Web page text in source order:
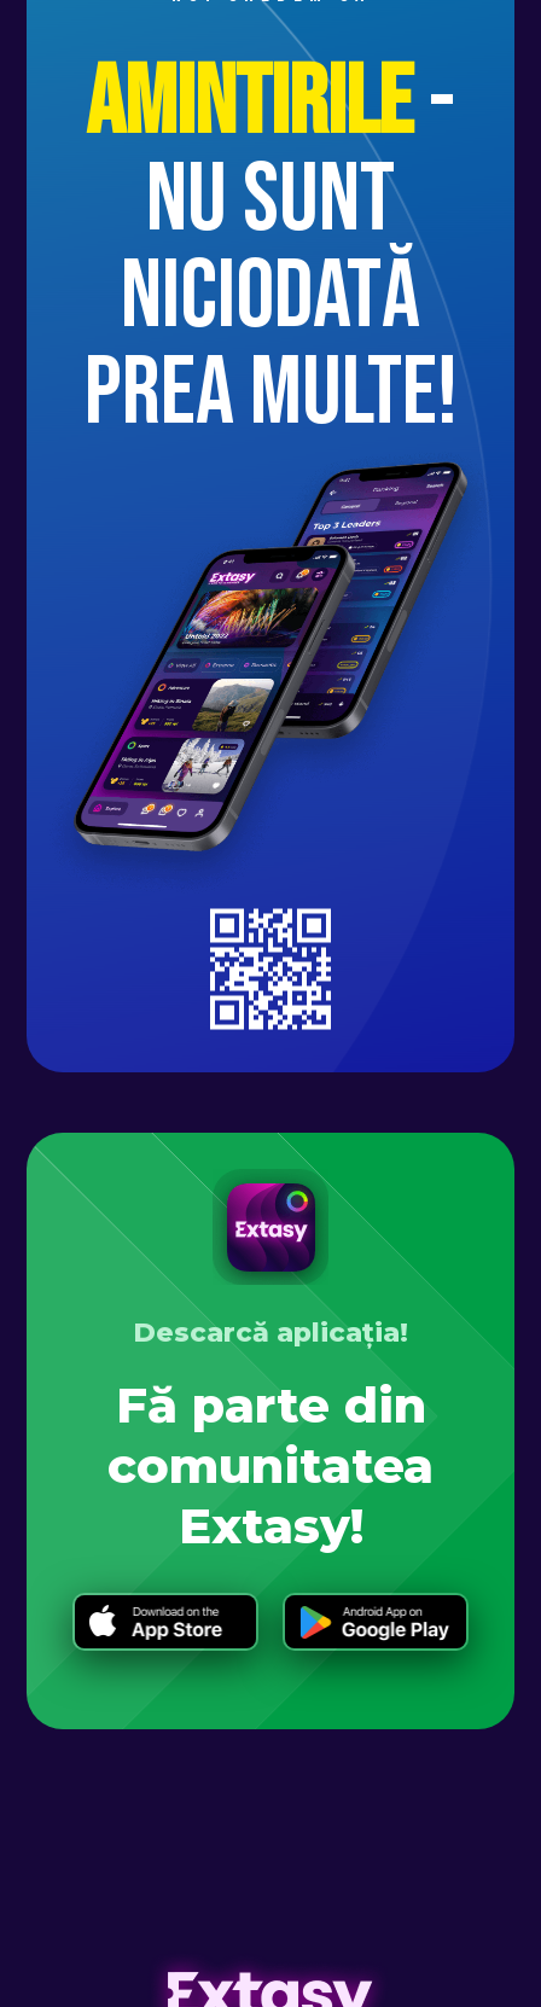
Amintirile-
nu sunt
niciodată
prea multe!
Descarcă aplicația!
Fă parte din
comunitatea
Extasy!